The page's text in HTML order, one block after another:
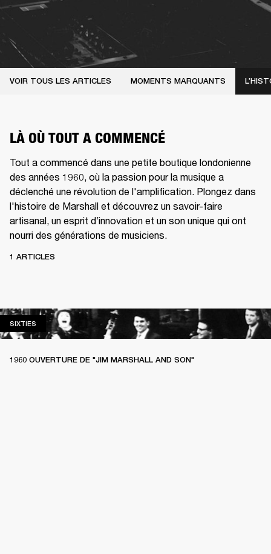
VOIR TOUS LES ARTICLES MOMENTS MARQUANTS
LÀ OÙ TOUT A COMMENCÉ
Tout a commencé dans une petite boutique londonienne
des années 1960, où la passion pour la musique a
déclenché une révolution de l'amplification. Plongez dans
l'histoire de Marshall et découvrez un savoir-faire
artisanal, un esprit d’innovation et un son unique qui ont
nourri des générations de musiciens.
1 ARTICLES
SIXTIES SIXTIES
1960 OUVERTURE DE "JIM MARSHALL AND SON"